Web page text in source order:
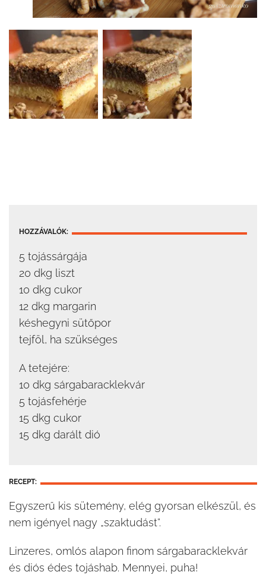
HOZZÁVALÓK:
5 tojássárgája
20 dkg liszt
10 dkg cukor
12 dkg margarin
késhegyni sütőpor
tejföl, ha szükséges
A tetejére:
10 dkg sárgabaracklekvár
5 tojásfehérje
15 dkg cukor
15 dkg darált dió
RECEPT:
Egyszerű kis sütemény, elég gyorsan elkészül, és
nem igényel nagy „szaktudást”.
Linzeres, omlós alapon finom sárgabaracklekvár
és diós édes tojáshab. Mennyei, puha!